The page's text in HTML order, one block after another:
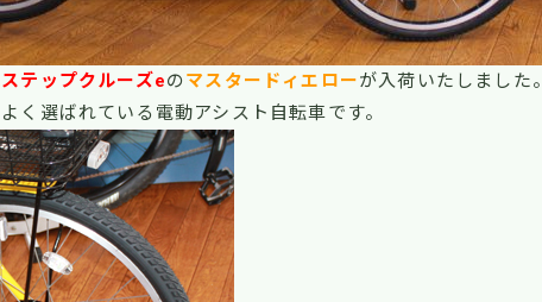
ステップクルーズeの マスタードィエローが入荷いたしました。
く選ばれている電動アシスト自転車です。